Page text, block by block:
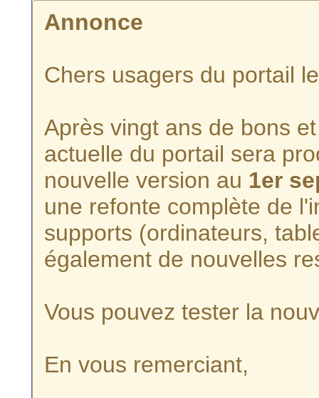
Annonce
Chers usagers du portail
Après vingt ans de bons
actuelle du portail sera
nouvelle version au 1er
une refonte complète de
supports (ordinateurs,
également de nouvelles
Vous pouvez tester la
En vous remerciant,